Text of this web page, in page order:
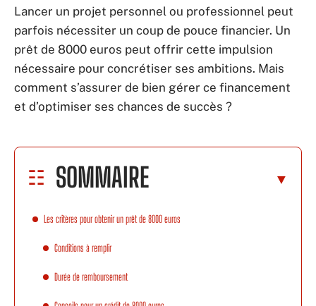
Lancer un projet personnel ou professionnel peut
parfois nécessiter un coup de pouce financier. Un
prêt de 8000 euros peut offrir cette impulsion
nécessaire pour concrétiser ses ambitions. Mais
comment s’assurer de bien gérer ce financement
et d’optimiser ses chances de succès ?
SOMMAIRE
Les critères pour obtenir un prêt de 8000 euros
Conditions à remplir
Durée de remboursement